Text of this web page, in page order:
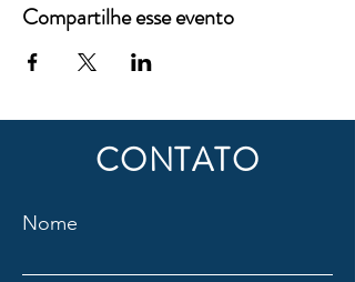
Compartilhe esse evento
CONTATO
Nome